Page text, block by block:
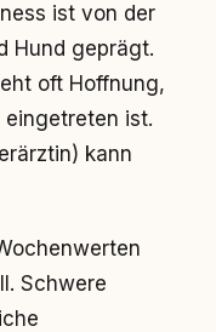
ist von der
Hund geprägt.
oft Hoffnung,
ist.
kann
Schwere